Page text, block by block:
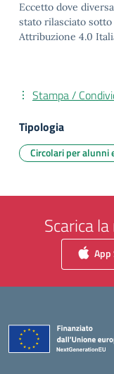
Eccetto dove
stato rilasciato
Attribuzione 4.0
Stampa /
Tipologia
Circolari per alunni
Scarica
App